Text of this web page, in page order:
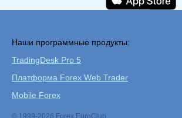
Наши программные продукты:
TradingDesk Pro 5
Платформа Forex Web Trader
Mobile Forex
© 1999-2026 Forex EuroClub